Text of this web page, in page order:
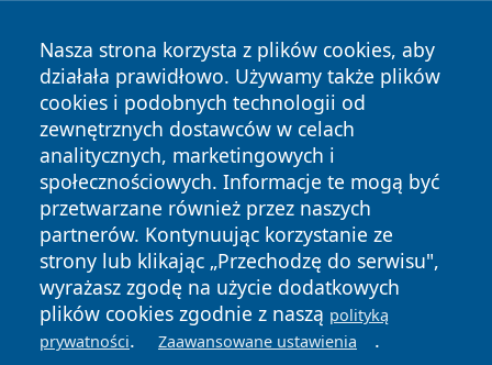
Nasza strona korzysta z plików cookies, aby
działała prawidłowo. Używamy także plików
cookies i podobnych technologii od
zewnętrznych dostawców w celach
analitycznych, marketingowych i
społecznościowych. Informacje te mogą być
przetwarzane również przez naszych
partnerów. Kontynuując korzystanie ze
strony lub klikając „Przechodzę do serwisu",
wyrażasz zgodę na użycie dodatkowych
plików cookies zgodnie z naszą polityką
prywatności. Zaawansowane ustawienia .
Copyright © 2026 szczecin4u.pl Wszystkie prawa zastrzeżone.
News Autorzy
Polityka
Prywatności
Polityka
Cookies